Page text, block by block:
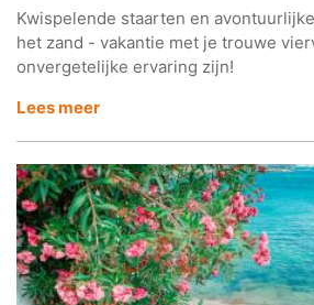
Kwispelende staarten en
het zand - vakantie met je trouwe
onvergetelijke ervaring zijn!
Lees meer